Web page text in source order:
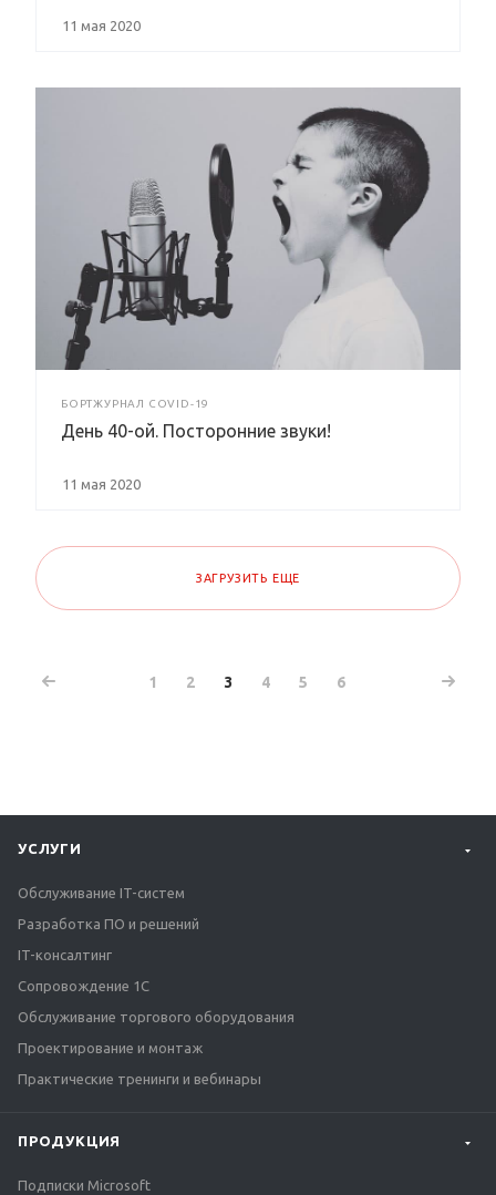
11 мая 2020
БОРТЖУРНАЛ COVID-19
День 40-ой. Посторонние звуки!
11 мая 2020
ЗАГРУЗИТЬ ЕЩЕ
1 2 3 4 5 6
УСЛУГИ
Обслуживание IT-систем
Разработка ПО и решений
IT-консалтинг
Сопровождение 1С
Обслуживание торгового оборудования
Проектирование и монтаж
Практические тренинги и вебинары
ПРОДУКЦИЯ
Подписки Microsoft